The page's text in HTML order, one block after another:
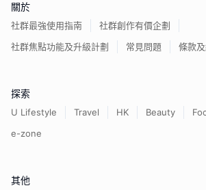
關於
社群最強使用指南
社群創作有價企劃
社群焦點功能及升級計劃
常見問題 條款
探索
U Lifestyle Travel HK Beauty
e-zone
其他